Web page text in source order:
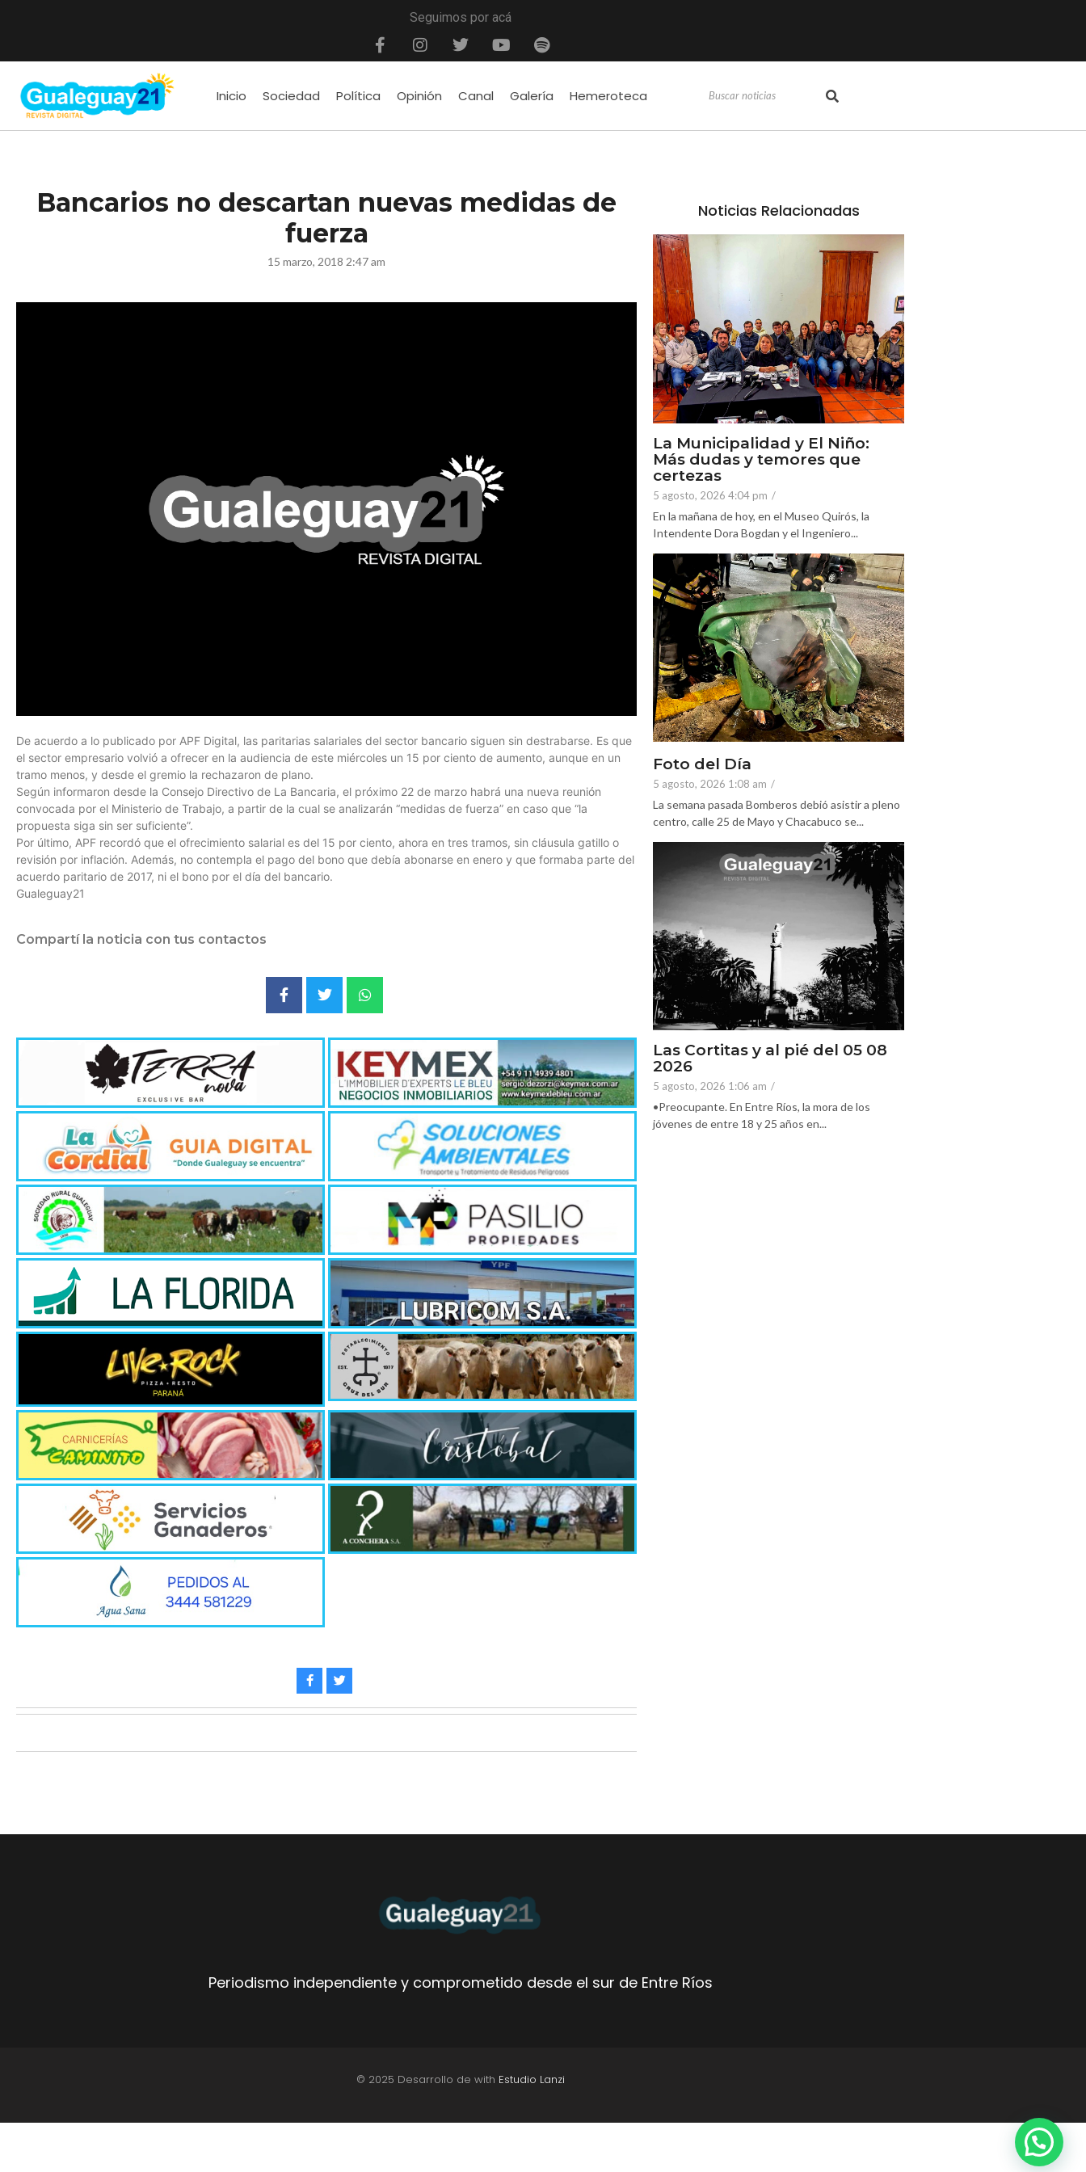
Seguimos por acá
Inicio Sociedad Política Opinión Canal Galería Hemeroteca
Bancarios no descartan nuevas medidas de
fuerza
15 marzo, 2018 2:47 am
De acuerdo a lo publicado por APF Digital, las paritarias salariales del sector bancario siguen sin destrabarse. Es que
el sector empresario volvió a ofrecer en la audiencia de este miércoles un 15 por ciento de aumento, aunque en un
tramo menos, y desde el gremio la rechazaron de plano.
Según informaron desde la Consejo Directivo de La Bancaria, el próximo 22 de marzo habrá una nueva reunión
convocada por el Ministerio de Trabajo, a partir de la cual se analizarán “medidas de fuerza” en caso que “la
propuesta siga sin ser suficiente”.
Por último, APF recordó que el ofrecimiento salarial es del 15 por ciento, ahora en tres tramos, sin cláusula gatillo o
revisión por inflación. Además, no contempla el pago del bono que debía abonarse en enero y que formaba parte del
acuerdo paritario de 2017, ni el bono por el día del bancario.
Gualeguay21
Compartí la noticia con tus contactos
Noticias Relacionadas
La Municipalidad y El Niño:
Más dudas y temores que
certezas
5 agosto, 2026 4:04 pm /
En la mañana de hoy, en el Museo Quirós, la
Intendente Dora Bogdan y el Ingeniero...
Foto del Día
5 agosto, 2026 1:08 am /
La semana pasada Bomberos debió asistir a pleno
centro, calle 25 de Mayo y Chacabuco se...
Las Cortitas y al pié del 05 08
2026
5 agosto, 2026 1:06 am /
•Preocupante. En Entre Ríos, la mora de los
jóvenes de entre 18 y 25 años en...
Periodismo independiente y comprometido desde el sur de Entre Ríos
© 2025 Desarrollo de with Estudio Lanzi